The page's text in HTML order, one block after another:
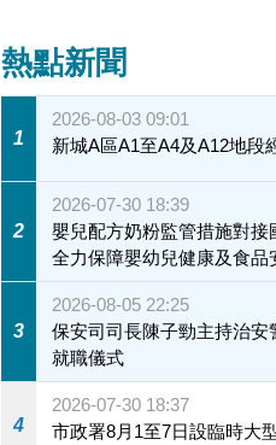
熱點新聞
1
2026-08-03 09:01
新城A區A1至A4及A12地段
2
2026-07-30 18:39
嬰兒配方奶粉監管措施對
全力保障嬰幼兒健康及食品
3
2026-08-05 22:25
保安司司長陳子勁主持治安
就職儀式
4
2026-07-30 18:37
市政署8月1至7日設臨時大